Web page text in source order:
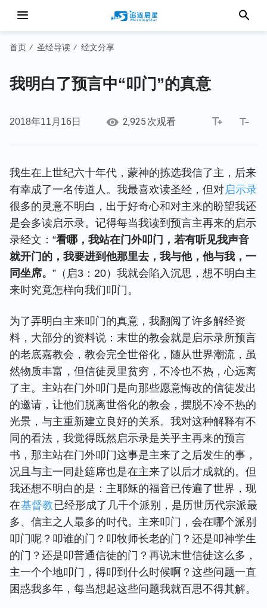
首页 / 圣经导读 / 经文分享
我明白了预言中“叩门”的真意
2018年11月16日 2,925 次观看
我生在上世纪六十年代，蒙神的拣选我信了主，后来
有幸成了一名传道人。我最喜欢读圣经，但对启示录
很多的灵意不明白，出于好奇心和对主来的盼望我还
是会多读启示录。记得每当我读到预言主再来的启示
录经文：“看哪，我站在门外叩门，若有听见我声音
就开门的，我要进到他那里去，我与他，他与我，一
同坐席。 ”（启3：20）我就会陷入沉思，想不明白主
来时究竟怎样向我们叩门。
为了弄明白主来叩门的真意，我翻阅了许多解经资
料，大部分的资料说：末世的教会就是启示录所预言
的老底嘉教会，教会完全世俗化，随从世界潮流，虽
然物质丰富，但信徒灵里贫穷，不冷也不热，心远离
了主。主站在门外叩门是向那些愿意悔改的信徒发出
的邀请，让他们脱离世俗化的教会，摆脱不冷不热的
光景，与主重新建立良好的关系。我对这种解释有不
同的看法，我觉得既然启示录是关乎主再来的预言
书，那主站在门外叩门这事是主来了之后发生的事，
况且与主一同赴筵席也是在主来了以后才成就的。但
我还想不明白的是：主耶稣的福音已传遍了世界，现
在基督教已经形成了几千个派别，是历世历代宗派最
多、信主之人最多的时代。主来叩门，会在哪个派别
叩门呢？叩谁的门？叩牧师长老的门？还是叩神学生
的门？还是叩普通信徒的门？再说末世信徒这么多，
主一个个地叩门，得叩到什么时候啊？这些问题一直
困惑我多年，每当想起这些问题我就百思不得其解。